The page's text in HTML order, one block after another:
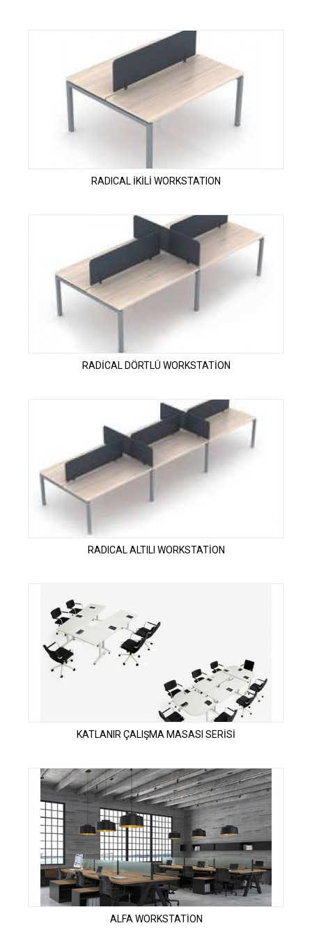
RADICAL İKİLİ WORKSTATION
RADİCAL DÖRTLÜ WORKSTATİON
RADICAL ALTILI WORKSTATİON
KATLANIR ÇALIŞMA MASASI SERİSİ
ALFA WORKSTATİON